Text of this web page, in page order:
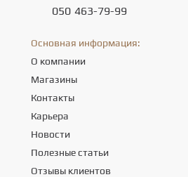
050 463-79-99
Основная информация:
О компании
Магазины
Контакты
Карьера
Новости
Полезные статьи
Отзывы клиентов